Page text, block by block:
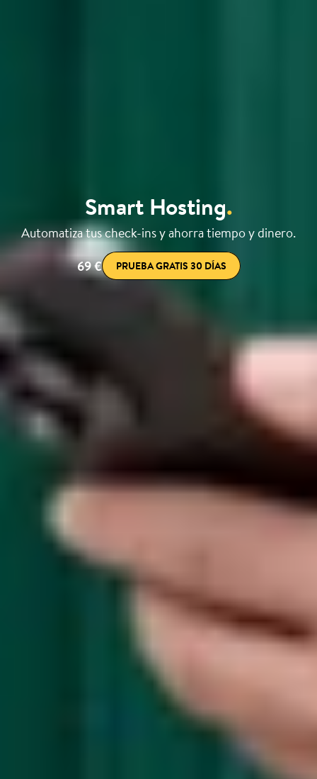
Smart Hosting.
Automatiza tus check-ins y ahorra tiempo y dinero.
69 €
PRUEBA GRATIS 30 DÍAS